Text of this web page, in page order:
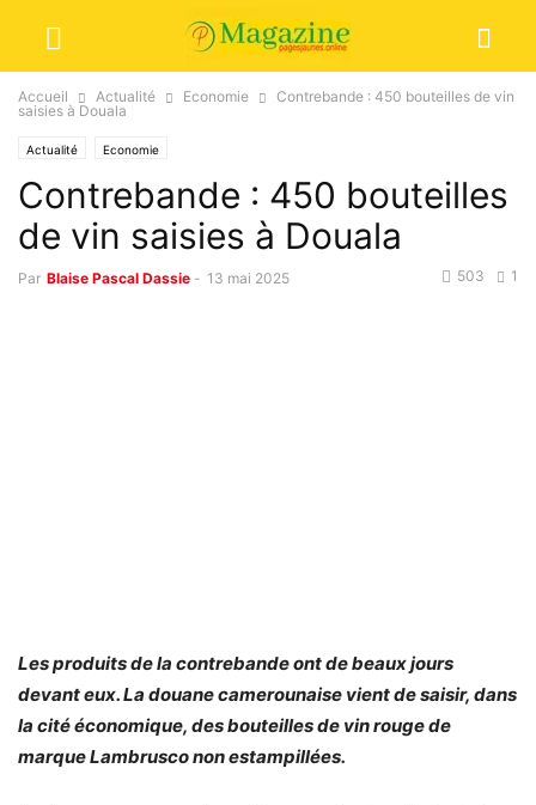
Accueil Actualité Economie
Contrebande : 450 bouteilles de vin
saisies à Douala
Actualité Economie
Contrebande : 450 bouteilles
de vin saisies à Douala
Par Blaise Pascal Dassie - 13 mai 2025 1
503
Les produits de la contrebande ont de beaux jours
devant eux. La douane camerounaise vient de saisir, dans
la cité économique, des bouteilles de vin rouge de
marque Lambrusco non estampillées.